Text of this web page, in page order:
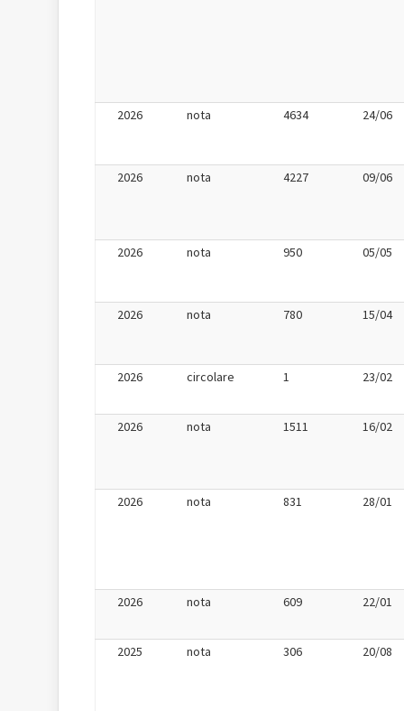
2026 nota 4634 24/06
2026 nota 4227 09/06
2026 nota 950 05/05
2026 nota 780 15/04
2026 circolare 1 23/02
2026 nota 1511 16/02
2026 nota 831 28/01
2026 nota 609 22/01
2025 nota 306 20/08